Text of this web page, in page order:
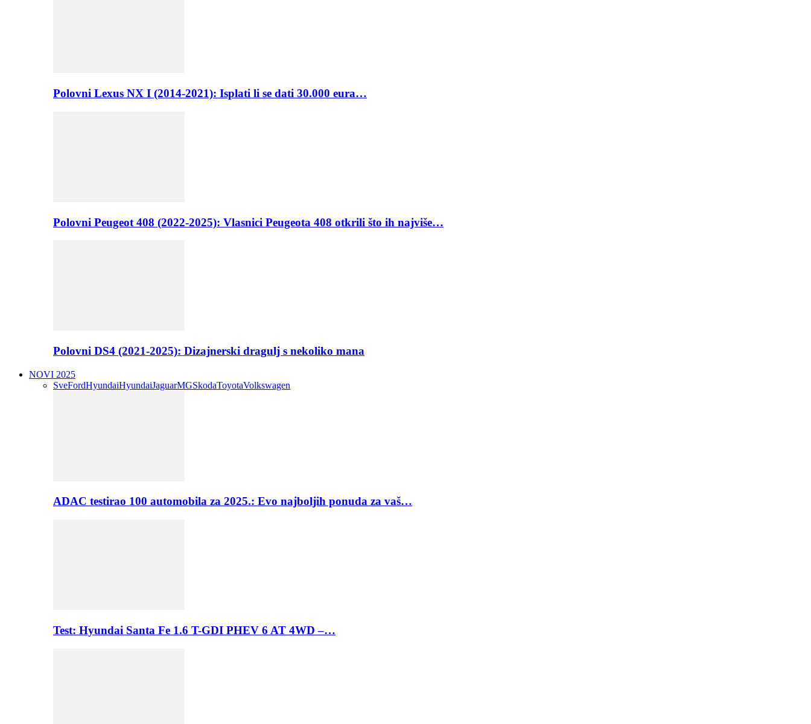
Polovni Lexus NX I (2014-2021): Isplati li se dati 30.000 eura…
Polovni Peugeot 408 (2022-2025): Vlasnici Peugeota 408 otkrili što ih najviše…
Polovni DS4 (2021-2025): Dizajnerski dragulj s nekoliko mana
NOVI 2025
SveFordHyundaiHyundaiJaguarMGSkodaToyotaVolkswagen
ADAC testirao 100 automobila za 2025.: Evo najboljih ponuda za vaš…
Test: Hyundai Santa Fe 1.6 T-GDI PHEV 6 AT 4WD –…